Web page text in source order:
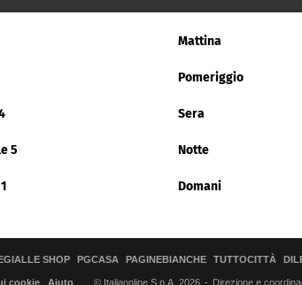
Mattina
Pomeriggio
Sera
5 Notte
Domani
SHOP PGCASA PAGINEBIANCHE TUTTOCITTÀ
cookie Aiuto © Italiaonline S.p.A. 2026 Direzione e